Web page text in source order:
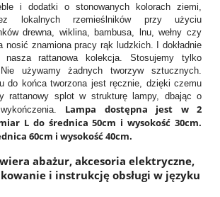
i dodatki o stonowanych kolorach ziemi,
lokalnych rzemieślników przy użyciu
drewna, wiklina, bambusa, lnu, wełny czy
nosić znamiona pracy rąk ludzkich. I dokładnie
rattanowa kolekcja. Stosujemy tylko
używamy żadnych tworzyw sztucznych.
do końca tworzona jest ręcznie, dzięki czemu
rattanowy splot w strukturę lampy, dbając o
Lampa dostępna jest w 2
L do średnica 50cm i wysokość 30cm.
60cm i wysokość 40cm.
abażur, akcesoria elektryczne,
i instrukcję obsługi w języku